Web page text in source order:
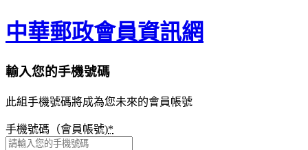
中華郵政會員資訊網
輸入您的手機號碼
此組手機號碼將成為您未來的會員帳號
手機號碼（會員帳號)*